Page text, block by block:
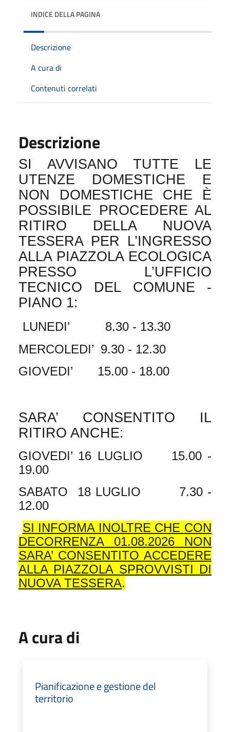
INDICE DELLA PAGINA
Descrizione
A cura di
Contenuti correlati
Descrizione
SI AVVISANO TUTTE LE
UTENZE DOMESTICHE E
NON DOMESTICHE CHE È
POSSIBILE PROCEDERE AL
RITIRO DELLA NUOVA
TESSERA PER L’INGRESSO
ALLA PIAZZOLA ECOLOGICA
PRESSO L’UFFICIO
TECNICO DEL COMUNE -
PIANO 1:
LUNEDI’
8.30 - 13.30
MERCOLEDI’ 9.30 - 12.30
GIOVEDI’
15.00 - 18.00
SARA’ CONSENTITO IL
RITIRO ANCHE:
GIOVEDI’ 16 LUGLIO
15.00 -
19.00
SABATO
18 LUGLIO
7.30 -
12.00
SI INFORMA INOLTRE CHE CON
DECORRENZA 01.08.2026 NON
SARA’ CONSENTITO ACCEDERE
ALLA PIAZZOLA SPROVVISTI DI
NUOVA TESSERA.
A cura di
Pianificazione e gestione del
territorio